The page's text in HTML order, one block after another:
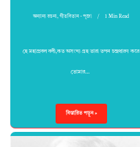
অন্যান্য রচনা,গীতবিতান - পূজা 1 Min Read
হে মহাপ্রবল বলী,কত অসংখ্য গ্রহ তারা তপন চন্দ্রধারণ করে
তোমার…
বিস্তারিত পড়ুন »